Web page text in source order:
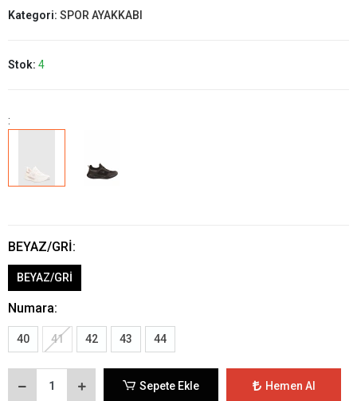
Kategori: SPOR AYAKKABI
Stok: 4
:
BEYAZ/GRİ:
BEYAZ/GRİ
Numara:
40 41 42 43 44
Sepete Ekle Hemen Al